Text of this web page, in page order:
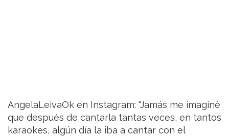
AngelaLeivaOk en Instagram: "Jamás me imaginé
que después de cantarla tantas veces, en tantos
karaokes, algún día la iba a cantar con el